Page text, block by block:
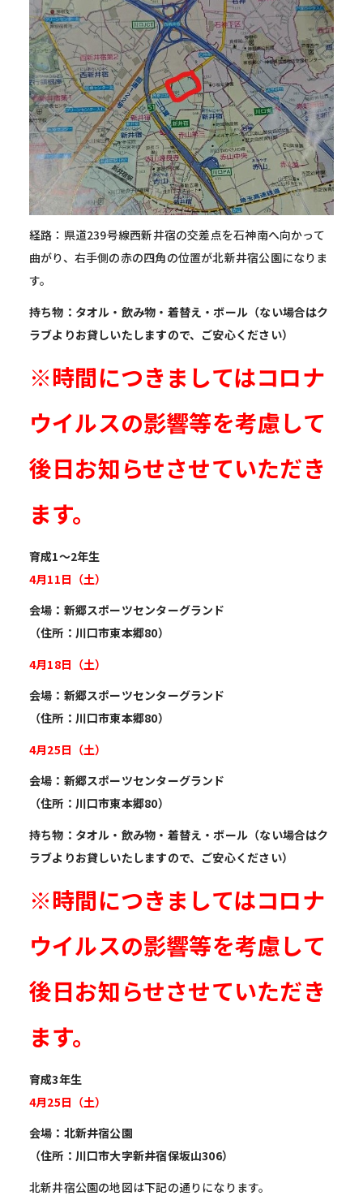
経路：県道239号線西新井宿の交差点を石神南へ向かって
曲がり、 右手側の赤の四角の位置が北新井宿公園になりま
す。
持ち物：タオル・飲み物・着替え・ボール（ない場合はク
ラブよりお貸しいたしますので、ご安心ください）
※時間につきましてはコロナ
ウイルスの影響等を考慮して
後日お知らせさせていただき
ます。
育成1～2年生
4月11日（土）
会場：新郷スポーツセンターグランド
（住所 ：川口市東本郷80）
4月18日（土）
会場：新郷スポーツセンターグランド
（住所 ：川口市東本郷80）
4月25日（土）
会場：新郷スポーツセンターグランド
（住所 ：川口市東本郷80）
持ち物：タオル・飲み物・着替え・ボール（ない場合はク
ラブよりお貸しいたしますので、ご安心ください）
※時間につきましてはコロナ
ウイルスの影響等を考慮して
後日お知らせさせていただき
ます。
育成3年生
4月25日（土）
会場：北新井宿公園
（住所：川口市大字新井宿保坂山306）
北新井宿公園の地図は下記の通りになります。